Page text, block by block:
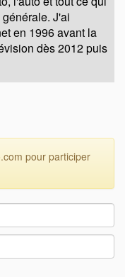
J'ai
en 1996 avant la
dès 2012 puis
pour participer